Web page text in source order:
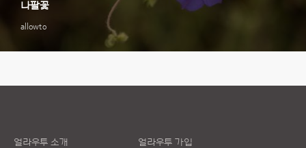
allowto
나팔꽃
얼라우투 소개
얼라우투 가입